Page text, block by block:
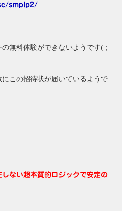
smplp2/
無料体験ができないようです(；
この招待状が届いているようで
ない超本質的ロジックで安定の